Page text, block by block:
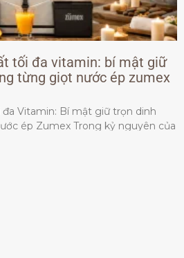
tối đa vitamin: bí mật giữ
từng giọt nước ép zumex
Vitamin: Bí mật giữ trọn dinh
ép Zumex Trong kỷ nguyên của